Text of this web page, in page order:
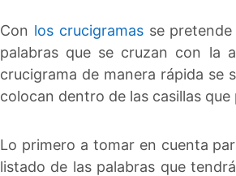
Con los crucigramasse pretende
palabras que se cruzan con la
crucigrama de manera rápida se
colocan dentro de las casillas que
Lo primero a tomar en cuenta
listado de las palabras que